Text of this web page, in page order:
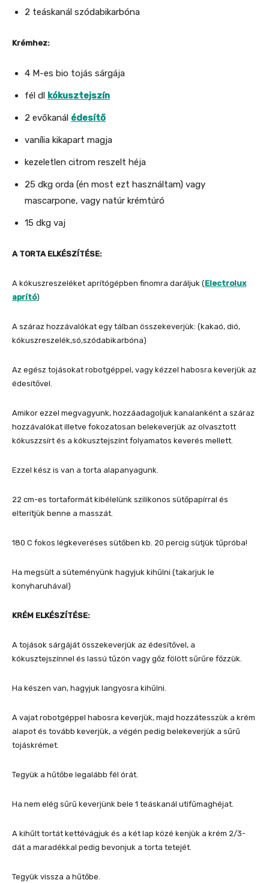
2 teáskanál szódabikarbóna
Krémhez:
4 M-es bio tojás sárgája
fél dl kókusztejszín
2 evőkanál édesítő
vanília kikapart magja
kezeletlen citrom reszelt héja
25 dkg orda (én most ezt használtam) vagy
mascarpone, vagy natúr krémtúró
15 dkg vaj
A TORTA ELKÉSZÍTÉSE:
A kókuszreszeléket aprítógépben finomra daráljuk (Electrolux
aprító)
A száraz hozzávalókat egy tálban összekeverjük: (kakaó, dió,
kókuszreszelék,só,szódabikarbóna)
Az egész tojásokat robotgéppel, vagy kézzel habosra keverjük az
édesítővel.
Amikor ezzel megvagyunk, hozzáadagoljuk kanalanként a száraz
hozzávalókat illetve fokozatosan belekeverjük az olvasztott
kókuszzsírt és a kókusztejszínt folyamatos keverés mellett.
Ezzel kész is van a torta alapanyagunk.
22 cm-es tortaformát kibélelünk szilikonos sütőpapírral és
elterítjük benne a masszát.
180 C fokos légkeveréses sütőben kb. 20 percig sütjük tűpróba!
Ha megsült a süteményünk hagyjuk kihűlni (takarjuk le
konyharuhával)
KRÉM ELKÉSZÍTÉSE:
A tojások sárgáját összekeverjük az édesítővel, a
kókusztejszínnel és lassú tűzön vagy gőz fölött sűrűre főzzük.
Ha készen van, hagyjuk langyosra kihűlni.
A vajat robotgéppel habosra keverjük, majd hozzátesszük a krém
alapot és tovább keverjük, a végén pedig belekeverjük a sűrű
tojáskrémet.
Tegyük a hűtőbe legalább fél órát.
Ha nem elég sűrű keverjünk bele 1 teáskanál utifűmaghéjat.
A kihűlt tortát kettévágjuk és a két lap közé kenjük a krém 2/3-
dát a maradékkal pedig bevonjuk a torta tetejét.
Tegyük vissza a hűtőbe.